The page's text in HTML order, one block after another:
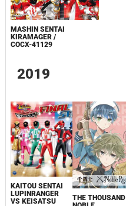
MASHIN SENTAI
KIRAMAGER /
COCX-41129
2019
KAITOU SENTAI
LUPINRANGER
VS KEISATSU
THE THOUSAND